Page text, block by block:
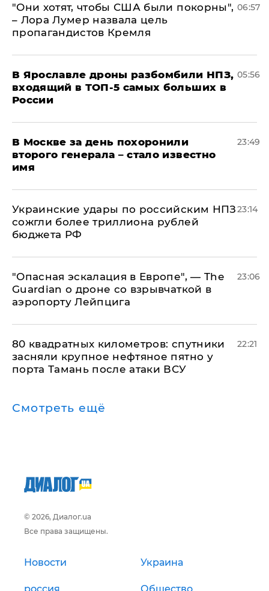
"Они хотят, чтобы США были покорны",
– Лора Лумер назвала цель
пропагандистов Кремля
06:57
В Ярославле дроны разбомбили НПЗ,
входящий в ТОП-5 самых больших в
России
05:56
В Москве за день похоронили
второго генерала – стало известно
имя
23:49
Украинские удары по российским НПЗ
сожгли более триллиона рублей
бюджета РФ
23:14
"Опасная эскалация в Европе", — The
Guardian о дроне со взрывчаткой в
аэропорту Лейпцига
23:06
80 квадратных километров: спутники
засняли крупное нефтяное пятно у
порта Тамань после атаки ВСУ
22:21
Смотреть ещё
© 2026, Диалог.ua
Все права защищены.
Новости Украина